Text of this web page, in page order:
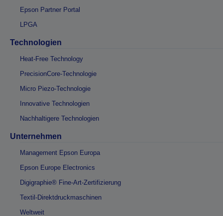
Epson Partner Portal
LPGA
Technologien
Heat-Free Technology
PrecisionCore-Technologie
Micro Piezo-Technologie
Innovative Technologien
Nachhaltigere Technologien
Unternehmen
Management Epson Europa
Epson Europe Electronics
Digigraphie® Fine-Art-Zertifizierung
Textil-Direktdruckmaschinen
Weltweit